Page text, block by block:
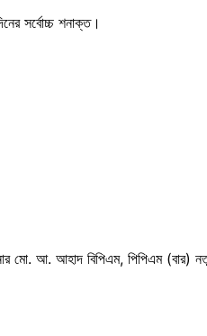
সর্বোচ্চ শনাক্ত।
মো. আ. আহাদ বিপিএম, পিপিএম (বার)